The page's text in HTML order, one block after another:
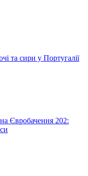
та сири у Португалії
Євробачення 202: